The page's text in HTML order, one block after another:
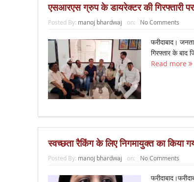
एसआरएस ग्रुप के डायरेक्टर की गिरफ्तारी
Posted By: manoj bhardwaj on: No Comments
फरीदाबाद।
गिरफ्तार के बाद
Read more
स्वच्छता रैकिंग के लिए निगमायुक्त का किया
Posted By: manoj bhardwaj on: No Comments